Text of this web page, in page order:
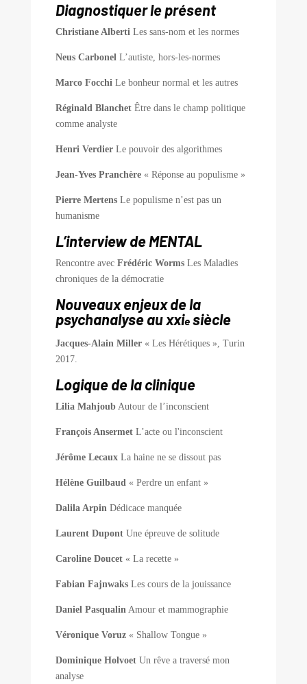
Diagnostiquer le présent
Christiane AlbertiLes sans-nom et les normes
Neus CarbonelL’autiste, hors-les-normes
Marco FocchiLe bonheur normal et les autres
Réginald BlanchetÊtre dans le champ politique
comme analyste
Henri VerdierLe pouvoir des algorithmes
Jean-Yves Pranchère« Réponse au populisme »
Pierre MertensLe populisme n’est pas un
humanisme
L’interview de MENTAL
Rencontre avec Frédéric WormsLes Maladies
chroniques de la démocratie
Nouveaux enjeux de la
psychanalyse au xxiesiècle
Jacques-Alain Miller« Les Hérétiques », Turin
2017.
Logique de la clinique
Lilia MahjoubAutour de l’inconscient
François AnsermetL’acte ou l'inconscient
Jérôme LecauxLa haine ne se dissout pas
Hélène Guilbaud« Perdre un enfant »
Dalila ArpinDédicace manquée
Laurent DupontUne épreuve de solitude
Caroline Doucet« La recette »
Fabian FajnwaksLes cours de la jouissance
Daniel PasqualinAmour et mammographie
Véronique Voruz« Shallow Tongue »
Dominique HolvoetUn rêve a traversé mon
analyse